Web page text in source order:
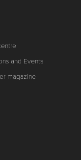
and Events
magazine